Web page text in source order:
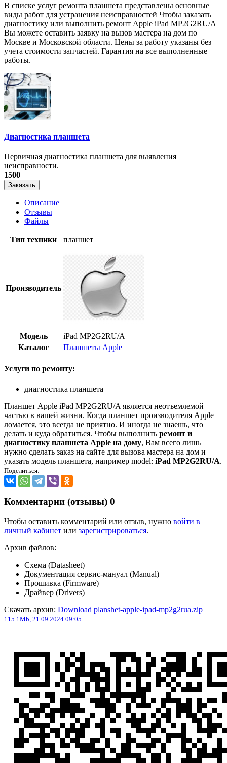
В списке услуг ремонта планшета представлены основные
виды работ для устранения неисправностей Чтобы заказать
диагностику или выполнить ремонт Apple iPad MP2G2RU/A
Вы можете оставить заявку на вызов мастера на дом по
Москве и Московской области. Цены за работу указаны без
учета стоимости запчастей. Гарантия на все выполненные
работы.
Диагностика планшета
Первичная диагностика планшета для выявления
неисправности.
1500
Заказать
Описание
Отзывы
Файлы
Тип техники планшет
Производитель
Модель
iPad MP2G2RU/A
Каталог
Планшеты Apple
Услуги по ремонту:
диагностика планшета
Планшет Apple iPad MP2G2RU/A является неотъемлемой
частью в вашей жизни. Когда планшет производителя Apple
ломается, это всегда не приятно. И иногда не знаешь, что
делать и куда обратиться. Чтобы выполнить ремонт и
диагностику планшета Apple на дому, Вам всего лишь
нужно сделать заказ на сайте для вызова мастера на дом и
указать модель планшета, например model: iPad MP2G2RU/A.
Поделиться:
Комментарии (отзывы) 0
Чтобы оставить комментарий или отзыв, нужно войти в
личный кабинет или зарегистрироваться.
Архив файлов:
Схема (Datasheet)
Документация сервис-мануал (Manual)
Прошивка (Firmware)
Драйвер (Drivers)
Скачать архив: Download planshet-apple-ipad-mp2g2rua.zip
115.1Mb, 21.09.2024 09:05.